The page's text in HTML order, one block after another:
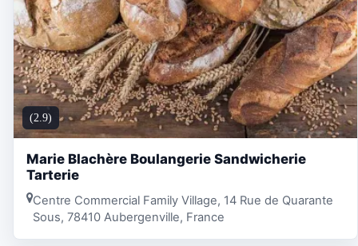
(2.9)
Marie Blachère Boulangerie Sandwicherie
Tarterie
Centre Commercial Family Village, 14 Rue de Quarante
Sous, 78410 Aubergenville, France